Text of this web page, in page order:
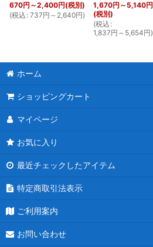
670円 ～2,400円(税別)
(税込 : 737円 ～2,640円)
1,670円 ～5,140円
(税別)
(税込 :
1,837円 ～5,654円)
ホーム
ショッピングカート
マイページ
お気に入り
最近チェックしたアイテム
特定商取引法表示
ご利用案内
お問い合わせ